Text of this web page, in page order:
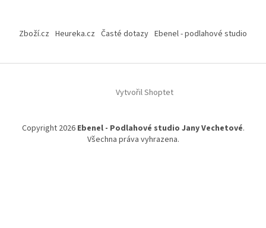
Zboží.cz Heureka.cz Časté dotazy Ebenel - podlahové studio
Vytvořil Shoptet
Copyright 2026 Ebenel - Podlahové studio Jany Vechetové.
Všechna práva vyhrazena.